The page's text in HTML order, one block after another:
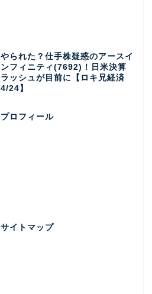
やられた？仕手株疑惑のアースイ
ンフィニティ(7692)！日米決算
ラッシュが目前に【ロキ兄経済
4/24】
プロフィール
サイトマップ